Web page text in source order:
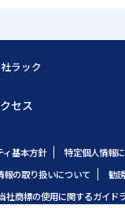
ラック
セス
ィ基本方針
特定個人情報
報の取り扱いについて
勧
社商標の使用に関するガイド